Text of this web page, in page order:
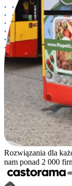
Rozwiązania dla
nam ponad 2 000